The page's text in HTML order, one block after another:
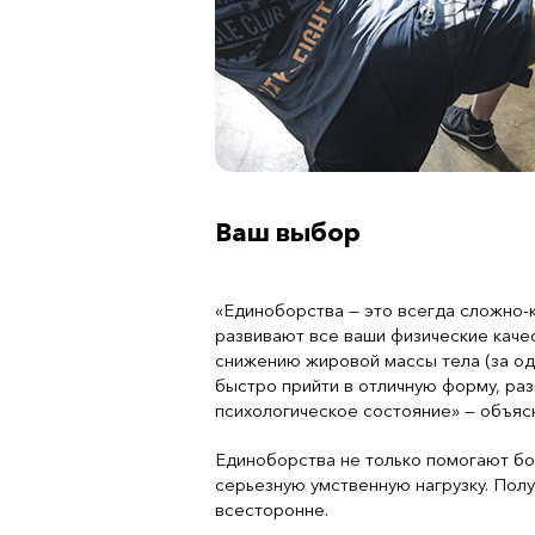
Ваш выбор
«Единоборства — это всегда
развивают все ваши физические
снижению жировой массы тела (за
быстро прийти в отличную форму,
психологическое состояние» —
Единоборства не только помогают
серьезную умственную нагрузку.
всесторонне.